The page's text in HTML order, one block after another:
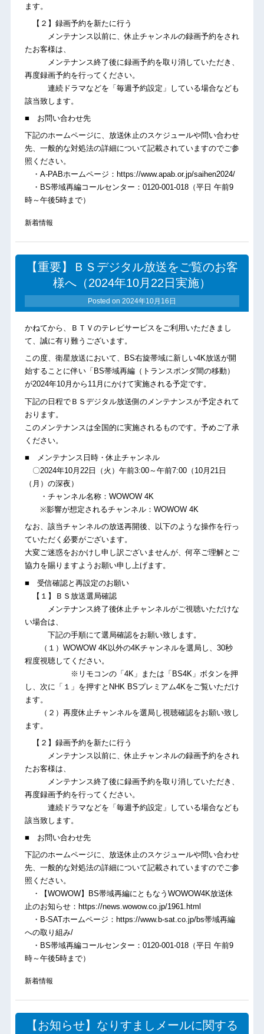
ます。
【２】録画予約を新たに行う
メンテナンス以前に、休止チャンネルの録画予約をされ
たお客様は、
メンテナンス終了後に録画予約を取り消していただき、
再度録画予約を行ってください。
連続ドラマなどを「毎週予約設定」している場合なども
該当致します。
■ お問い合わせ先
下記のホームページに、放送休止のスケジュールや問い合わせ
先、一般的な対処法の詳細について記載されていますのでご参
照ください。
・A-PABホームページ：https://www.apab.or.jp/saihen2024/
・BS帯域再編コールセンター：0120-001-018（平日 午前9
時～午後5時まで）
新着情報
【重要】ＢＳデジタル放送をご覧のお客
様へ（2024年10月22日実施）
Posted on 2024年10月16日
かねてから、ＢＴＶのテレビサービスをご利用いただきまし
て、誠に有り難うございます。
この度、衛星放送において、BS右旋帯域に新しい4K放送が開
始することに伴い「BS帯域再編（トランスポンダ間の移動）
が2024年10月から11月にかけて実施される予定です。
下記の日程でＢＳデジタル放送側のメンテナンスが予定されて
おります。
このメンテナンスは全国的に実施されるものです。予めご了承
ください。
■ メンテナンス日時・休止チャンネル
〇2024年10月22日（火）午前3:00～午前7:00（10月21日
（月）の深夜）
・チャンネル名称：WOWOW 4K
※影響が想定されるチャンネル：WOWOW 4K
なお、該当チャンネルの放送再開後、以下のような操作を行っ
ていただく必要がございます。
大変ご迷惑をおかけし申し訳ございませんが、何卒ご理解とご
協力を賜りますようお願い申し上げます。
■ 受信確認と再設定のお願い
【１】ＢＳ放送選局確認
メンテナンス終了後休止チャンネルがご視聴いただけな
い場合は、
下記の手順にて選局確認をお願い致します。
（１）WOWOW 4K以外の4Kチャンネルを選局し、30秒
程度視聴してください。
※リモコンの「4K」または「BS4K」ボタンを押
し、次に「１」を押すとNHK BSプレミアム4Kをご覧いただけ
ます。
（２）再度休止チャンネルを選局し視聴確認をお願い致し
ます。
【２】録画予約を新たに行う
メンテナンス以前に、休止チャンネルの録画予約をされ
たお客様は、
メンテナンス終了後に録画予約を取り消していただき、
再度録画予約を行ってください。
連続ドラマなどを「毎週予約設定」している場合なども
該当致します。
■ お問い合わせ先
下記のホームページに、放送休止のスケジュールや問い合わせ
先、一般的な対処法の詳細について記載されていますのでご参
照ください。
・【WOWOW】BS帯域再編にともなうWOWOW4K放送休
止のお知らせ：https://news.wowow.co.jp/1961.html
・B-SATホームページ：https://www.b-sat.co.jp/bs帯域再編
への取り組み/
・BS帯域再編コールセンター：0120-001-018（平日 午前9
時～午後5時まで）
新着情報
【お知らせ】なりすましメールに関する